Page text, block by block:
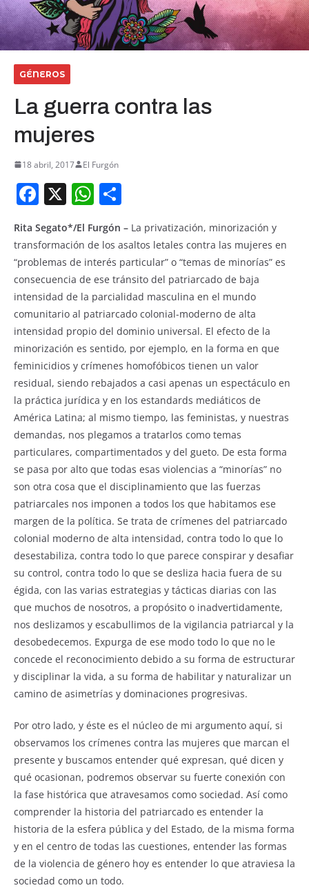
GÉNEROS
La guerra contra las
mujeres
18 abril, 2017 El Furgón
F
c
e
b
o
o
k
X W
at
s
A
p
p
ar
e
Rita Segato*/El Furgón – La privatización, minorización y
transformación de los asaltos letales contra las mujeres en
“problemas de interés particular” o “temas de minorías” es
consecuencia de ese tránsito del patriarcado de baja
intensidad de la parcialidad masculina en el mundo
comunitario al patriarcado colonial-moderno de alta
intensidad propio del dominio universal. El efecto de la
minorización es sentido, por ejemplo, en la forma en que
feminicidios y crímenes homofóbicos tienen un valor
residual, siendo rebajados a casi apenas un espectáculo en
la práctica jurídica y en los estandards mediáticos de
América Latina; al mismo tiempo, las feministas, y nuestras
demandas, nos plegamos a tratarlos como temas
particulares, compartimentados y del gueto. De esta forma
se pasa por alto que todas esas violencias a “minorías” no
son otra cosa que el disciplinamiento que las fuerzas
patriarcales nos imponen a todos los que habitamos ese
margen de la política. Se trata de crímenes del patriarcado
colonial moderno de alta intensidad, contra todo lo que lo
desestabiliza, contra todo lo que parece conspirar y desafiar
su control, contra todo lo que se desliza hacia fuera de su
égida, con las varias estrategias y tácticas diarias con las
que muchos de nosotros, a propósito o inadvertidamente,
nos deslizamos y escabullimos de la vigilancia patriarcal y la
desobedecemos. Expurga de ese modo todo lo que no le
concede el reconocimiento debido a su forma de estructurar
y disciplinar la vida, a su forma de habilitar y naturalizar un
camino de asimetrías y dominaciones progresivas.
Por otro lado, y éste es el núcleo de mi argumento aquí, si
observamos los crímenes contra las mujeres que marcan el
presente y buscamos entender qué expresan, qué dicen y
qué ocasionan, podremos observar su fuerte conexión con
la fase histórica que atravesamos como sociedad. Así como
comprender la historia del patriarcado es entender la
historia de la esfera pública y del Estado, de la misma forma
y en el centro de todas las cuestiones, entender las formas
de la violencia de género hoy es entender lo que atraviesa la
sociedad como un todo.